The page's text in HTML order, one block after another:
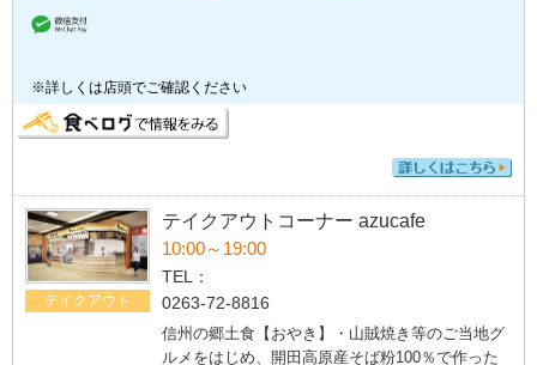
※詳しくは店頭でご確認ください
テイクアウト
テイクアウトコーナー azucafe
10:00～19:00
TEL：
0263-72-8816
信州の郷土食【おやき】・山賊焼き等のご当地グ
ルメをはじめ、開田高原産そば粉100％で作った